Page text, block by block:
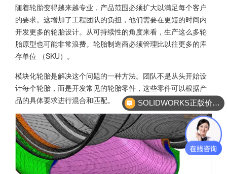
随着轮胎变得越来越专业，产品范围必须扩大以满足每个客户
的要求。这增加了工程团队的负担，他们需要在更短的时间内
开发更多的轮胎设计。从可持续性的角度来看，生产这么多轮
胎原型也可能非常浪费。轮胎制造商必须管理比以往更多的库
存单位 （SKU）。
模块化轮胎是解决这个问题的一种方法。团队不是从头开始设
计每个轮胎，而是开发常见的轮胎零件，这些零件可以根据产
品的具体要求进行混合和匹配。
SOLIDWORKS正版价格？